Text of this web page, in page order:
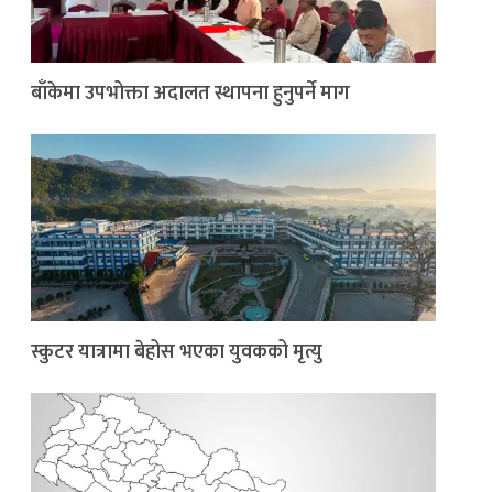
बाँकेमा उपभोक्ता अदालत स्थापना हुनुपर्ने माग
स्कुटर यात्रामा बेहोस भएका युवकको मृत्यु